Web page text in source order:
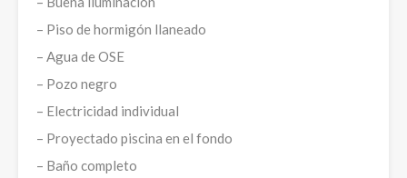
– Piso de hormigón llaneado
– Agua de OSE
– Pozo negro
– Electricidad individual
– Proyectado piscina en el fondo
– Baño completo